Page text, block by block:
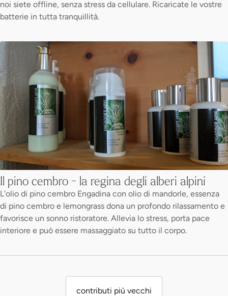
noi siete offline, senza stress da cellulare. Ricaricate le vostre
batterie in tutta tranquillità.
Il pino cembro - la regina degli alberi alpini
L'olio di pino cembro Engadina con olio di mandorle, essenza
di pino cembro e lemongrass dona un profondo rilassamento e
favorisce un sonno ristoratore. Allevia lo stress, porta pace
interiore e può essere massaggiato su tutto il corpo.
contributi più vecchi